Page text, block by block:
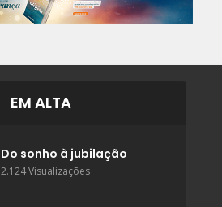
EM ALTA
Do sonho à jubilação
2.124 Visualizações